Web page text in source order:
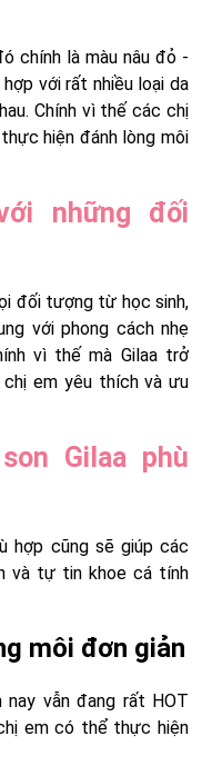
chính là màu nâu đỏ -
với rất nhiều loại da
Chính vì thế các chị
hiện đánh lòng môi
những đối
đối tượng từ học sinh,
với phong cách nhẹ
vì thế mà Gilaa trở
em yêu thích và ưu
Gilaa phù
hợp cũng sẽ giúp các
và tự tin khoe cá tính
môi đơn giản
nay vẫn đang rất HOT
em có thể thực hiện